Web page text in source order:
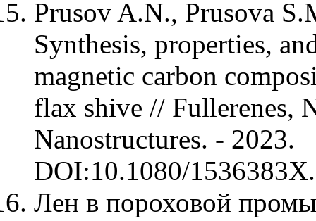
Prusov A.N., Prusova
Synthesis, properties,
magnetic carbon
flax shive // Fullerenes,
Nanostructures. - 2023.
DOI:10.1080/
Лен в пороховой